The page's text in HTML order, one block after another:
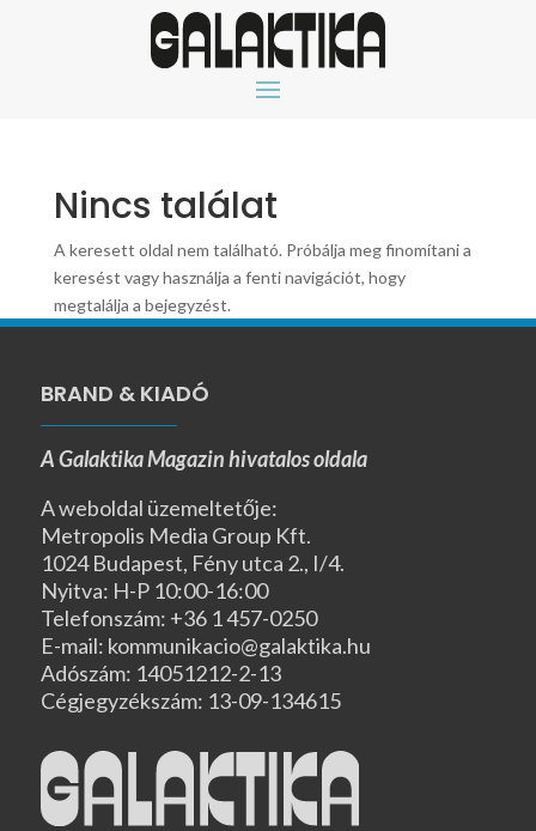
Nincs találat
A keresett oldal nem található. Próbálja meg finomítani a
keresést vagy használja a fenti navigációt, hogy
megtalálja a bejegyzést.
BRAND & KIADÓ
A Galaktika Magazin hivatalos oldala
A weboldal üzemeltetője:
Metropolis Media Group Kft.
1024 Budapest, Fény utca 2., I/4.
Nyitva: H-P 10:00-16:00
Telefonszám: +36 1 457-0250
E-mail: kommunikacio@galaktika.hu
Adószám: 14051212-2-13
Cégjegyzékszám: 13-09-134615